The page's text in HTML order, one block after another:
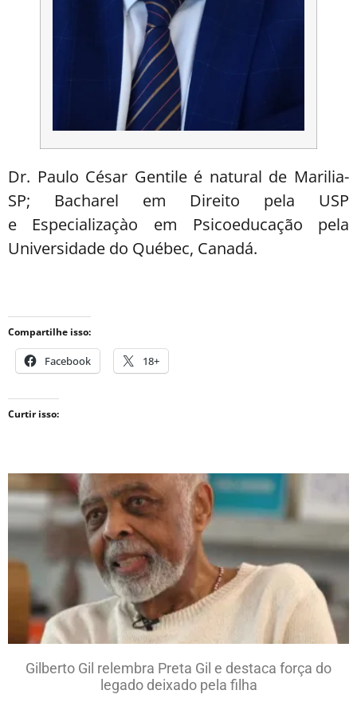
Dr. Paulo César Gentile é natural de Marilia-
SP; Bacharel em Direito pela USP
e Especializaçào em Psicoeducação pela
Universidade do Québec, Canadá.
Compartilhe isso:
Facebook 18+
Curtir isso:
Gilberto Gil relembra Preta Gil e destaca força do
legado deixado pela filha